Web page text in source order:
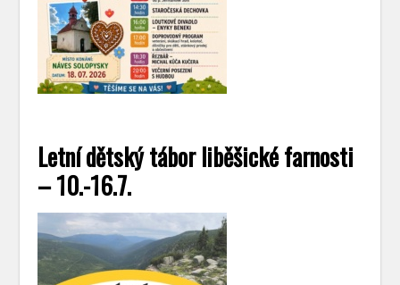
Letní dětský tábor liběšické farnosti
– 10.-16.7.